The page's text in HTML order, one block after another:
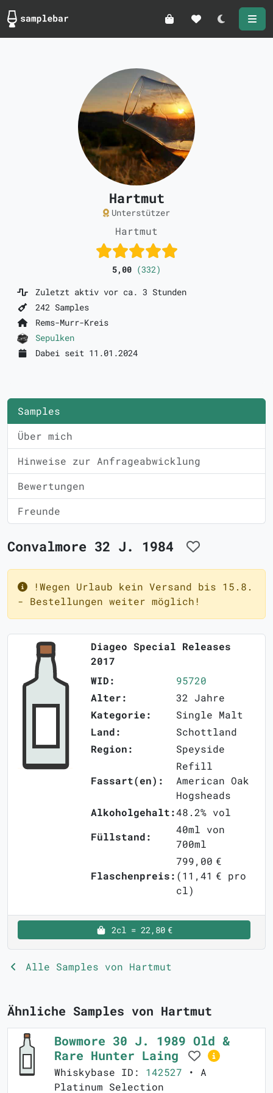
Darkmode
Hartmut
Unterstützer
Hartmut
5,00 (332)
Zuletzt aktiv vor ca. 3 Stunden
242 Samples
Rems-Murr-Kreis
Sepulken
Dabei seit 11.01.2024
Samples
Über mich
Hinweise zur Anfrageabwicklung
Bewertungen
Freunde
Convalmore 32 J. 1984
!Wegen Urlaub kein Versand bis 15.8.
- Bestellungen weiter möglich!
Diageo Special Releases
2017
WID:
95720
Alter:
32 Jahre
Kategorie:
Single Malt
Land:
Schottland
Region:
Speyside
Fassart(en):
Refill
American Oak
Hogsheads
Alkoholgehalt:48.2% vol
Füllstand:
40ml von
700ml
Flaschenpreis:
799,00 €
(11,41 € pro
cl)
2cl = 22,80 €
Alle Samples von Hartmut
Ähnliche Samples von Hartmut
Bowmore 30 J. 1989 Old &
Rare Hunter Laing
Whiskybase ID: 142527 • A
Platinum Selection